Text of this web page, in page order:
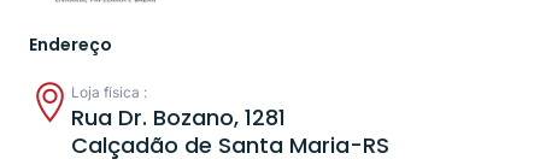
Endereço
Loja física :
Rua Dr. Bozano, 1281
Calçadão de Santa Maria-RS